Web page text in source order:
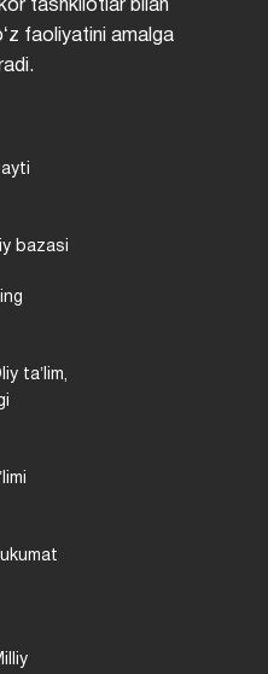
tashkilotlar bilan
faoliyatini amalga
bazasi
taʼlim,